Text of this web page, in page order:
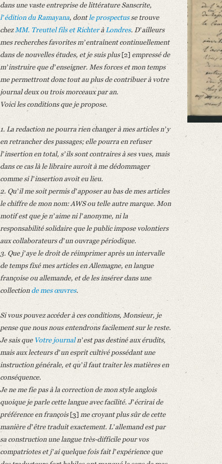
dans une vaste entreprise de littérature Sanscrite,
lʼédition du Ramayana, dontle prospectusse trouve
chezMM. Treuttel fils et Richterà Londres. Dʼailleurs
mes recherches favorites mʼentraînent continuellement
dans de nouvelles études, et je suis plus[2] empressé de
mʼinstruire que dʼenseigner. Mes forces et mon temps
me permettront donc tout au plus de contribuer à votre
journal deux ou trois morceaux par an.
Voici les conditions que je propose.
1. La redaction ne pourra rien changer à mes articles nʼy
en retrancher des passages; elle pourra en refuser
lʼinsertion en total, sʼils sont contraires à ses vues, mais
dans ce cas là le libraire auroit à me dédommager
comme si lʼinsertion avoit eu lieu.
2. Quʼil me soit permis dʼapposer au bas de mes articles
le chiffre de mon nom: AWS ou telle autre marque. Mon
motif est que je nʼaime ni lʼanonyme, ni la
responsabilité solidaire que le public impose volontiers
aux collaborateurs dʼun ouvrage périodique.
3. Que jʼaye le droit de réimprimer après un intervalle
de temps fixé mes articles en Allemagne, en langue
françoise ou allemande, et de les insérer dans une
collectionde mes œuvres.
Si vous pouvez accéder à ces conditions, Monsieur, je
pense que nous nous entendrons facilement sur le reste.
Je sais que Votre journalnʼest pas destiné aux érudits,
mais aux lecteurs dʼun esprit cultivé possédant une
instruction générale, et quʼil faut traiter les matières en
conséquence.
Je ne me fie pas à la correction de mon style anglois
quoique je parle cette langue avec facilité. Jʼécrirai de
préférence en françois[3] me croyant plus sûr de cette
manière dʼêtre traduit exactement. Lʼallemand est par
sa construction une langue très-difficile pour vos
compatriotes et jʼai quelque fois fait lʼexpérience que